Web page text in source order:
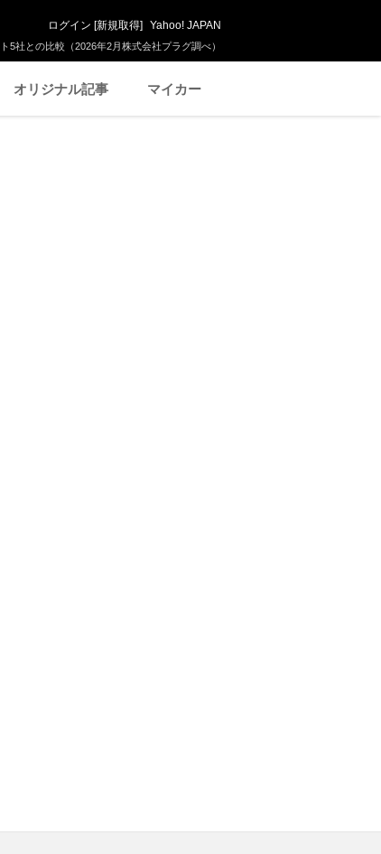
社との比較（2026年2月株式会社プラグ調べ）
ログイン [新規取得] Yahoo! JAPAN
オリジナル記事 マイカー